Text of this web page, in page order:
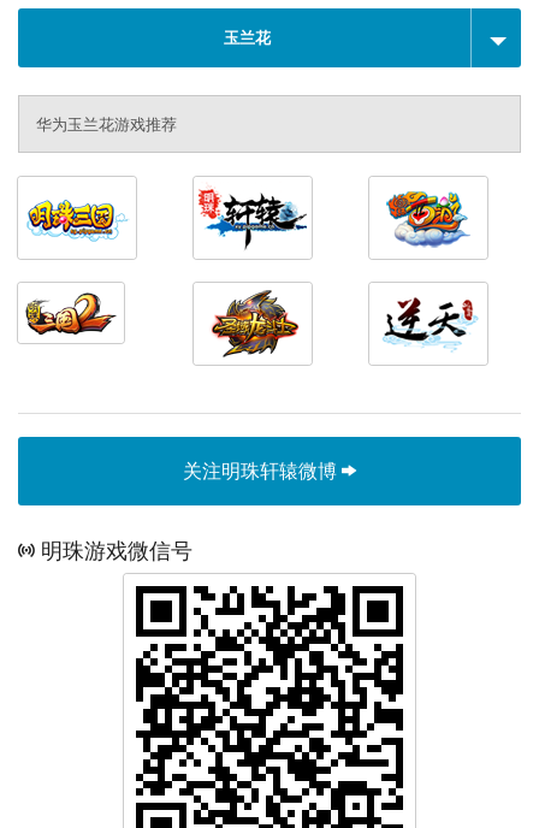
玉兰花
华为玉兰花游戏推荐
关注明珠轩辕微博
明珠游戏微信号